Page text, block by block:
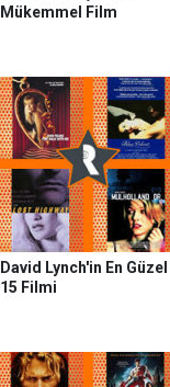
Mükemmel Film
David Lynch'in En Güzel
15 Filmi